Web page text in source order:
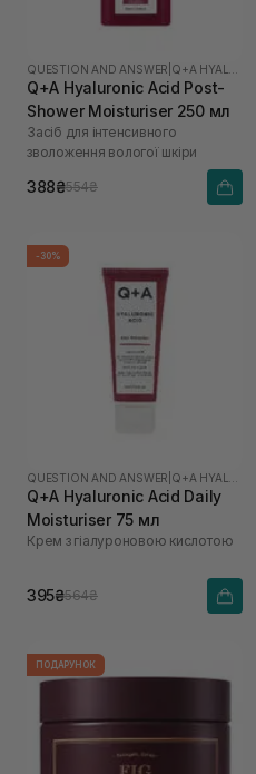
QUESTION AND ANSWER
Q+A Hyaluronic Acid Post-
Shower Moisturiser 250 мл
Засіб для інтенсивного
зволоження вологої шкіри
388₴554₴
-30%
QUESTION AND ANSWER
Q+A Hyaluronic Acid Daily
Moisturiser 75 мл
Крем з гіалуроновою кислотою
395₴564₴
ПОДАРУНОК